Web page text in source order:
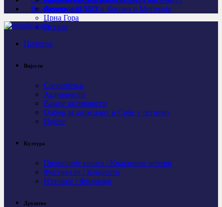
Личности
Агресија НАТО и Косово и Метохија
Федерација БиХ
Црна Гора
Остало
Видео
Почетна
Вијести
Саопштења
Активности
Важне активности
Одбор за дијаспору и Србе у региону
Најаве
Култура
Промоције књига / Књижевне вечери
Фестивали / Концерти
Изложбе / Филмови
Друштво